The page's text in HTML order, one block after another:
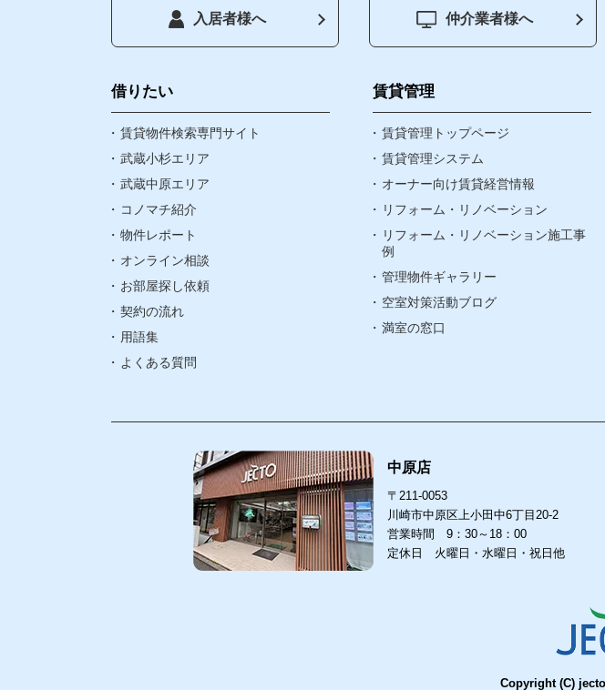
トップページ
借りたい
お気に入り物件
閲覧履歴
町名検索
武蔵小杉エリア
武蔵中原エリア
賃貸管
資産
なん
賃貸
入居者様へ 仲介業者様へ
借りたい
賃貸物件検索専門サイト
武蔵小杉エリア
武蔵中原エリア
コノマチ紹介
物件レポート
オンライン相談
お部屋探し依頼
契約の流れ
用語集
よくある質問
賃貸管理
賃貸管理トップページ
賃貸管理システム
オーナー向け賃貸経営情報
リフォーム・リノベーション
リフォーム・リノベーション施工事
例
管理物件ギャラリー
空室対策活動ブログ
満室の窓口
中原店
〒211-0053
川崎市中原区上小田中6丁目20-2
営業時間 9：30～18：00
定休日 火曜日・水曜日・祝日他
Copyright (C)